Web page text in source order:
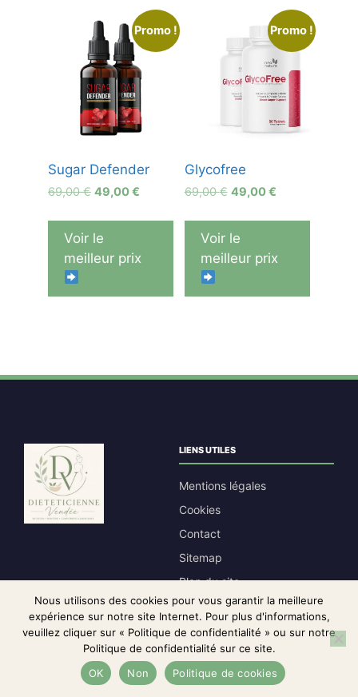
Promo !
Sugar Defender
69,00€ Le
initial
était :
69,00 €.
49,00€
actuel
49,00 €.
Voir le
meilleur prix
Promo !
Glycofree
69,00€ Le
initial
était :
69,00 €.
49,00€Le
actuel
49,00 €.
Voir le
meilleur prix
LIENS UTILES
Mentions légales
Cookies
Contact
Sitemap
Plan du site
CGV
Affiliation
contact@dieteticienne-vendee.fr
Nous utilisons des cookies pour vous garantir la meilleure
expérience sur notre site Internet. Pour plus d'informations,
veuillez cliquer sur « Politique de confidentialité » ou sur notre
Politique de confidentialité sur ce site.
OK
Non Politique de cookies
Le prix initial était : 79,95
36,65€Le prix actuel est
Voir le meilleur prix